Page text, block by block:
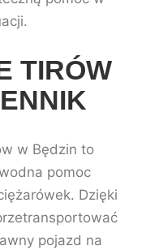
TIRÓW
w Będzin to
pomoc
Dzięki
pojazd na